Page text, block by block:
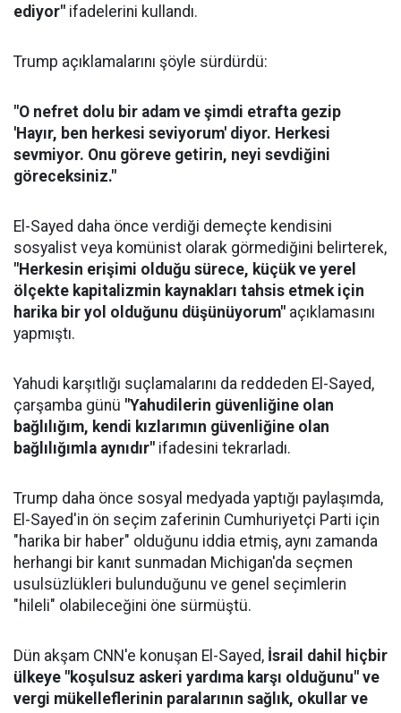
ediyor" ifadelerini kullandı.
Trump açıklamalarını şöyle sürdürdü:
"O nefret dolu bir adam ve şimdi etrafta gezip
'Hayır, ben herkesi seviyorum' diyor. Herkesi
sevmiyor. Onu göreve getirin, neyi sevdiğini
göreceksiniz."
El-Sayed daha önce verdiği demeçte kendisini
sosyalist veya komünist olarak görmediğini belirterek,
"Herkesin erişimi olduğu sürece, küçük ve yerel
ölçekte kapitalizmin kaynakları tahsis etmek için
harika bir yol olduğunu düşünüyorum" açıklamasını
yapmıştı.
Yahudi karşıtlığı suçlamalarını da reddeden El-Sayed,
çarşamba günü "Yahudilerin güvenliğine olan
bağlılığım, kendi kızlarımın güvenliğine olan
bağlılığımla aynıdır" ifadesini tekrarladı.
Trump daha önce sosyal medyada yaptığı paylaşımda,
El-Sayed'in ön seçim zaferinin Cumhuriyetçi Parti için
"harika bir haber" olduğunu iddia etmiş, aynı zamanda
herhangi bir kanıt sunmadan Michigan'da seçmen
usulsüzlükleri bulunduğunu ve genel seçimlerin
"hileli" olabileceğini öne sürmüştü.
Dün akşam CNN'e konuşan El-Sayed, İsrail dahil hiçbir
ülkeye "koşulsuz askeri yardıma karşı olduğunu" ve
vergi mükelleflerinin paralarının sağlık, okullar ve